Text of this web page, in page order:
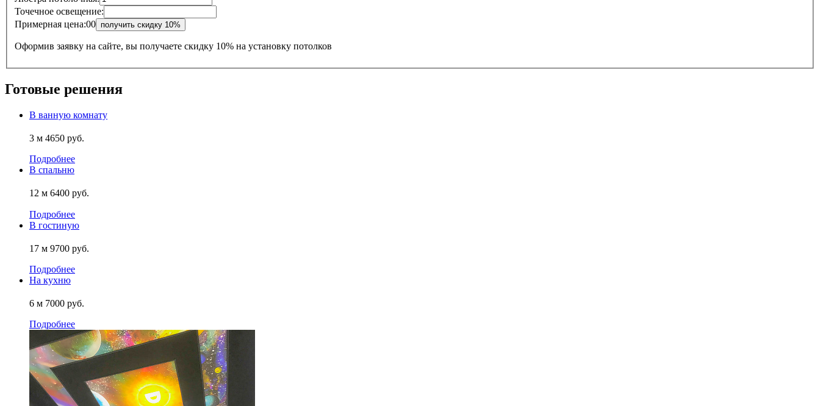
Точечное освещение:
Примерная цена:00
Оформив заявку на сайте, вы получаете скидку 10% на установку потолков
Готовые решения
В ванную комнату
3 м 4650 руб.
Подробнее
В спальню
12 м 6400 руб.
Подробнее
В гостиную
17 м 9700 руб.
Подробнее
На кухню
6 м 7000 руб.
Подробнее